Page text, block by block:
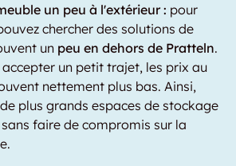
un peu à l'extérieur : pour
chercher des solutions de
un peu en dehors de Pratteln.
un petit trajet, les prix au
nettement plus bas. Ainsi,
plus grands espaces de stockage
faire de compromis sur la